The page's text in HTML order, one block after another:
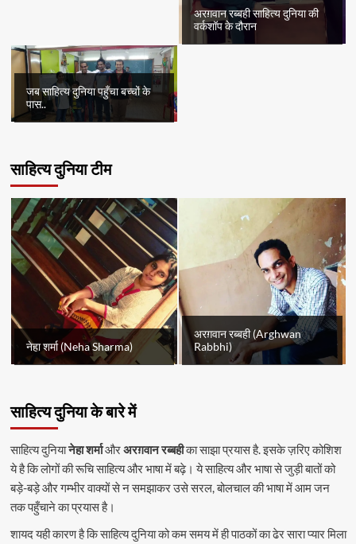
अरग़वान रब्बही साहित्य दुनिया की
वर्कशॉप के दौरान
जब साहित्य दुनिया पहुँचा बच्चों के
पास..
साहित्य दुनिया टीम
नेहा शर्मा (Neha Sharma)
अरग़वान रब्बही (Arghwan
Rabbhi)
साहित्य दुनिया के बारे में
साहित्य दुनियानेहा शर्माऔरअरग़वान रब्बहीका साझा प्रयास है. इसके ज़रिए कोशिश
ये है कि लोगों की रूचि साहित्य और भाषा में बढ़े। ये साहित्य और भाषा से जुड़ी बातों को
बड़े-बड़े और गम्भीर वाक्यों से न समझाकर उसे सरल, बोलचाल की भाषा में आम जन
तक पहुँचाने का प्रयास है।
शायद यही कारण है कि साहित्य दुनिया को कम समय में ही पाठकों का ढेर सारा प्यार मिला